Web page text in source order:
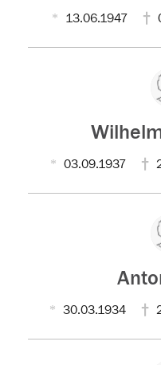
13.06.1947
03.09.1937
30.03.1934